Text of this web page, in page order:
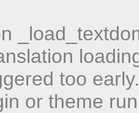
too
or theme